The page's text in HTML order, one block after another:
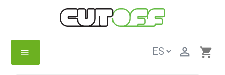
menu shopping_cart
